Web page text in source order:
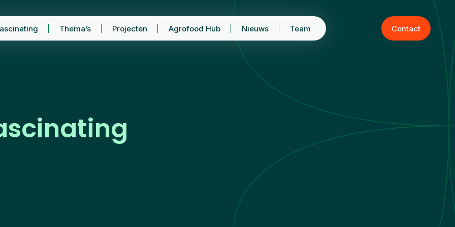
Thema’s Projecten Agrofood Hub Nieuws Team Contact